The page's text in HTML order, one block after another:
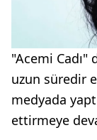
"Acemi Cadı"
uzun süredir
medyada
ettirmeye